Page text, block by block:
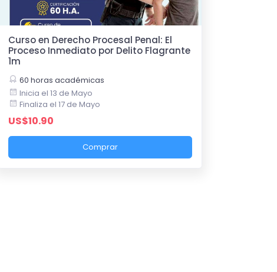
Curso en Derecho Procesal Penal: El
Proceso Inmediato por Delito Flagrante
1m
60 horas académicas
Inicia el 13 de Mayo
Finaliza el 17 de Mayo
US$10.90
Comprar